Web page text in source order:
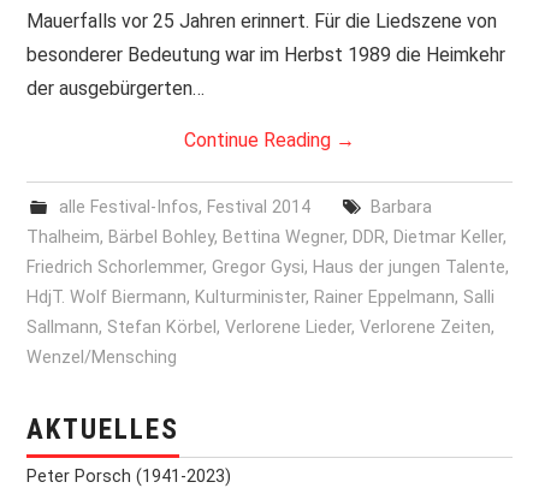
Mauerfalls vor 25 Jahren erinnert. Für die Liedszene von
besonderer Bedeutung war im Herbst 1989 die Heimkehr
der ausgebürgerten…
Continue Reading →
alle Festival-Infos, Festival 2014
Barbara
Thalheim, Bärbel Bohley, Bettina Wegner, DDR, Dietmar Keller,
Friedrich Schorlemmer,Gregor Gysi, Haus der jungen Talente,
HdjT. Wolf Biermann, Kulturminister, Rainer Eppelmann, Salli
Sallmann, Stefan Körbel,Verlorene Lieder,Verlorene Zeiten,
Wenzel/Mensching
AKTUELLES
Peter Porsch (1941-2023)